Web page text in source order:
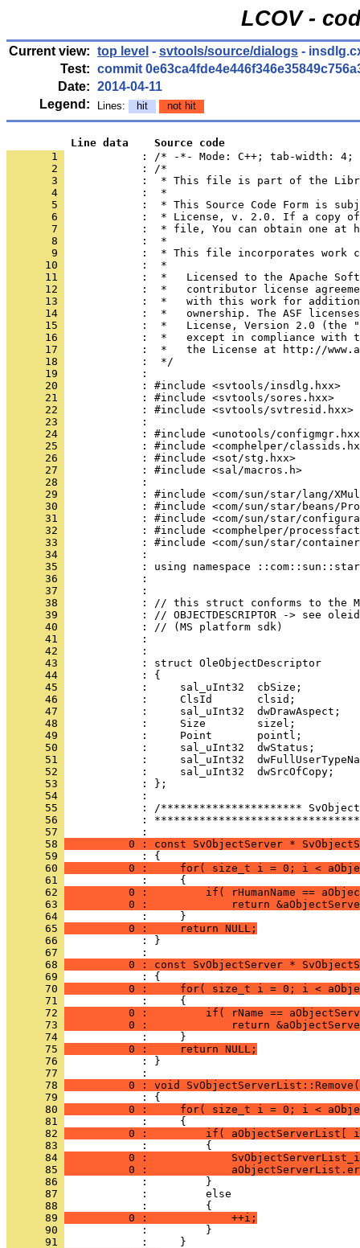
LCOV -
Current view: top level - svtools/source/dialogs -
Test: commit
Date: 2014-04-11
Legend:
Lines: hit not hit
          Line data    Source code
       1
: /* -*- Mode: C++; tab-width:
       2
       3
       4
       5
       6
       7
       8
       9
      10
      11
      12
      13
      14
      15
      16
      17
      18
      19
      20
      21
      22
      23
      24
      25
      26
      27
      28
      29
      30
      31
      32
      33
      34
      35
      36
      37
      38
      39
      40
      41
      42
      43
      44
      45
      46
      47
      48
      49
      50
      51
      52
      53
      54
      55
      56
:
      57
      58
0 : const SvObjectServer *
      59
      60
0 :     for( size_t i = 0; i <
      61
      62
0 :         if( rHumanName ==
      63
0 :             return
      64
      65
          0 :     return NULL;
      66
            : }
      67
      68
0 : const SvObjectServer *
      69
      70
0 :     for( size_t i = 0; i <
      71
      72
0 :         if( rName ==
      73
0 :             return
      74
      75
          0 :     return NULL;
      76
            : }
      77
      78
0 : void
      79
      80
0 :     for( size_t i = 0; i <
      81
      82
0 :         if( aObjectServerList[
      83
      84
0 :
      85
0 :
      86
      87
      88
      89
          0 :             ++i;
      90
      91